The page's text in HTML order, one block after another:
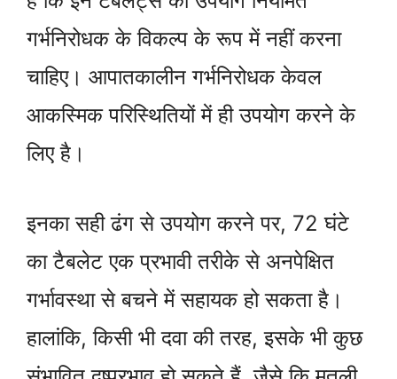
गर्भनिरोधक के विकल्प के रूप में नहीं करना
चाहिए। आपातकालीन गर्भनिरोधक केवल
आकस्मिक परिस्थितियों में ही उपयोग करने के
लिए है।
इनका सही ढंग से उपयोग करने पर, 72 घंटे
का टैबलेट एक प्रभावी तरीके से अनपेक्षित
गर्भावस्था से बचने में सहायक हो सकता है।
हालांकि, किसी भी दवा की तरह, इसके भी कुछ